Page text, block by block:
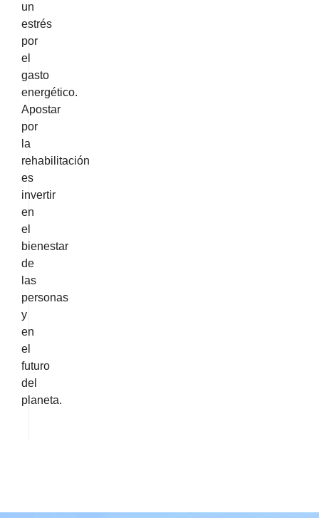
un
estrés
por
el
gasto
energético.
Apostar
por
la
rehabilitación
es
invertir
en
el
bienestar
de
las
personas
y
en
el
futuro
del
planeta.